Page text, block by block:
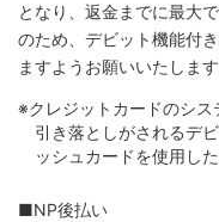
となり、返金までに最大
のため、デビット機能付
ますようお願いいたします
※クレジットカードのシ
引き落としがされるデ
ッシュカードを使用し
■NP後払い